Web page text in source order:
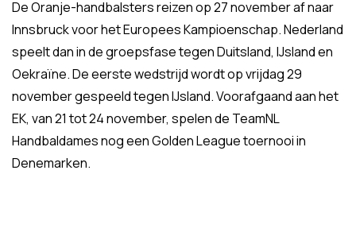
De Oranje-handbalsters reizen op 27 november af naar
Innsbruck voor het Europees Kampioenschap. Nederland
speelt dan in de groepsfase tegen Duitsland, IJsland en
Oekraïne. De eerste wedstrijd wordt op vrijdag 29
november gespeeld tegen IJsland. Voorafgaand aan het
EK, van 21 tot 24 november, spelen de TeamNL
Handbaldames nog een Golden League toernooi in
Denemarken.